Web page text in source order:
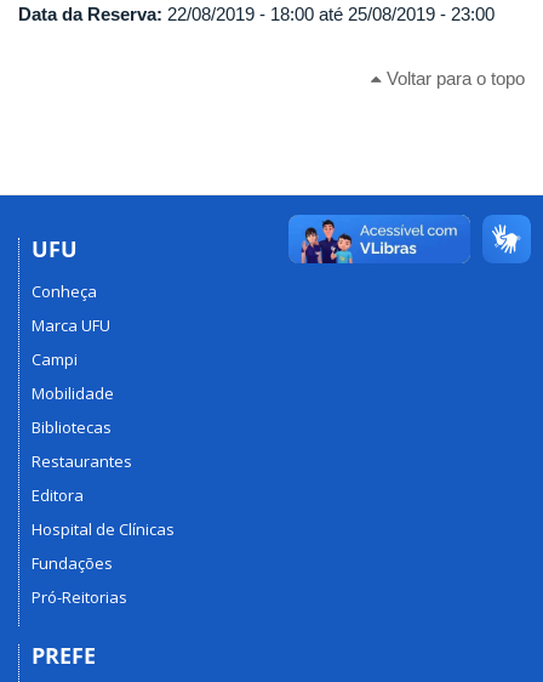
Data da Reserva: 22/08/2019 - 18:00 até 25/08/2019 - 23:00
Voltar para o topo
UFU
Conheça
Marca UFU
Campi
Mobilidade
Bibliotecas
Restaurantes
Editora
Hospital de Clínicas
Fundações
Pró-Reitorias
PREFE